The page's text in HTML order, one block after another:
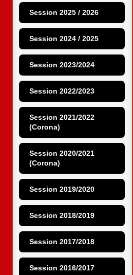
Session 2025 / 2026
Session 2024 / 2025
Session 2023/2024
Session 2022/2023
Session 2021/2022
(Corona)
Session 2020/2021
(Corona)
Session 2019/2020
Session 2018/2019
Session 2017/2018
Session 2016/2017